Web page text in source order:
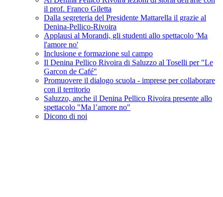
il prof. Franco Giletta
Dalla segreteria del Presidente Mattarella il grazie al
Denina-Pellico-Rivoira
Applausi al Morandi, gli studenti allo spettacolo 'Ma
l'amore no'
Inclusione e formazione sul campo
Il Denina Pellico Rivoira di Saluzzo al Toselli per "Le
Garcon de Café"
Promuovere il dialogo scuola - imprese per collaborare
con il territorio
Saluzzo, anche il Denina Pellico Rivoira presente allo
spettacolo "Ma l’amore no"
Dicono di noi